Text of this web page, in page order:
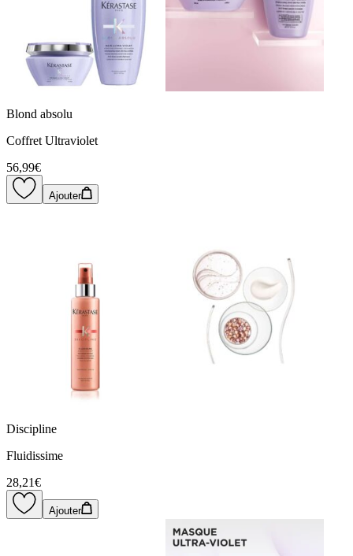
Blond absolu
Coffret Ultraviolet
56,99€
Ajouter
Discipline
Fluidissime
28,21€
Ajouter